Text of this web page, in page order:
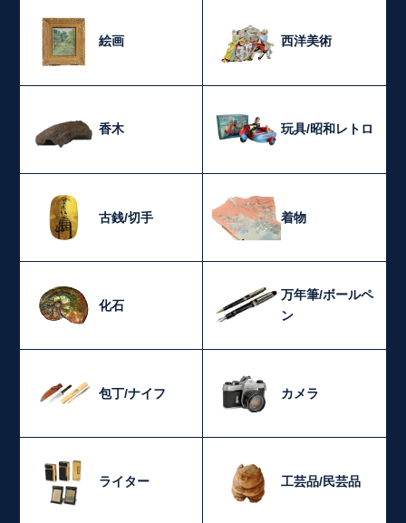
絵画 西洋美術
香木 玩具/昭和レトロ
古銭/切手 着物
化石
万年筆/ボールペ
ン
包丁/ナイフ カメラ
ライター 工芸品/民芸品